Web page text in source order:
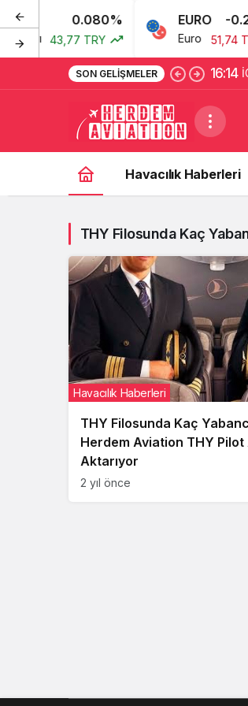
0.080%
43,77 TRY
EURO -
Euro 51,74
SON GELIŞMELER 16:14
Havacılık Haberleri
THY Filosunda Kaç
THY Filosunda Kaç
Herdem Aviation THY
Aktarıyor
Havacılık Haberleri
2 yıl önce